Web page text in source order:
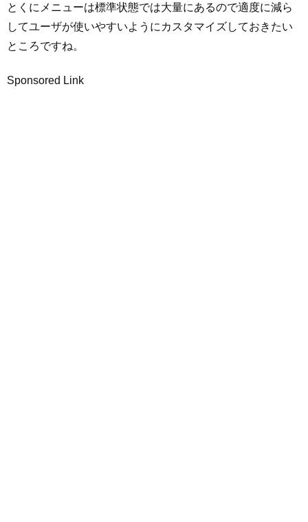
とくにメニューは標準状態では大量にあるので適度に減ら
してユーザが使いやすいようにカスタマイズしておきたい
ところですね。
Sponsored Link